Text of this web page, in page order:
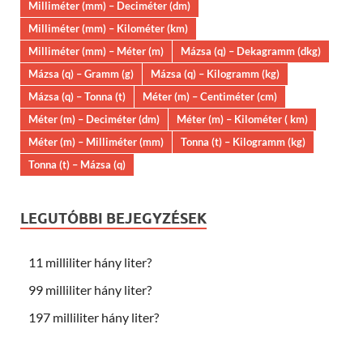
Milliméter (mm) – Deciméter (dm)
Milliméter (mm) – Kilométer (km)
Milliméter (mm) – Méter (m)
Mázsa (q) – Dekagramm (dkg)
Mázsa (q) – Gramm (g)
Mázsa (q) – Kilogramm (kg)
Mázsa (q) – Tonna (t)
Méter (m) – Centiméter (cm)
Méter (m) – Deciméter (dm)
Méter (m) – Kilométer ( km)
Méter (m) – Milliméter (mm)
Tonna (t) – Kilogramm (kg)
Tonna (t) – Mázsa (q)
LEGUTÓBBI BEJEGYZÉSEK
11 milliliter hány liter?
99 milliliter hány liter?
197 milliliter hány liter?